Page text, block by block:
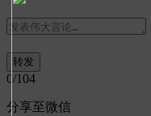
0/104
分享至微信